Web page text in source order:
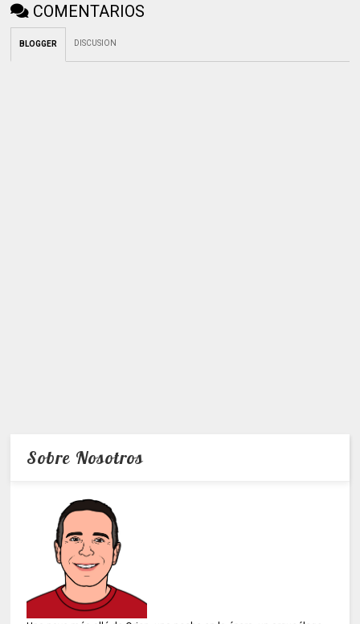
COMENTARIOS
BLOGGER DISCUSION
Sobre Nosotros